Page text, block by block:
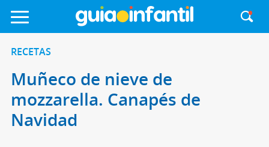
RECETAS
Muñeco de nieve de
mozzarella. Canapés de
Navidad